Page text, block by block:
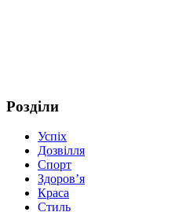
Розділи
Успіх
Дозвілля
Спорт
Здоров’я
Краса
Стиль